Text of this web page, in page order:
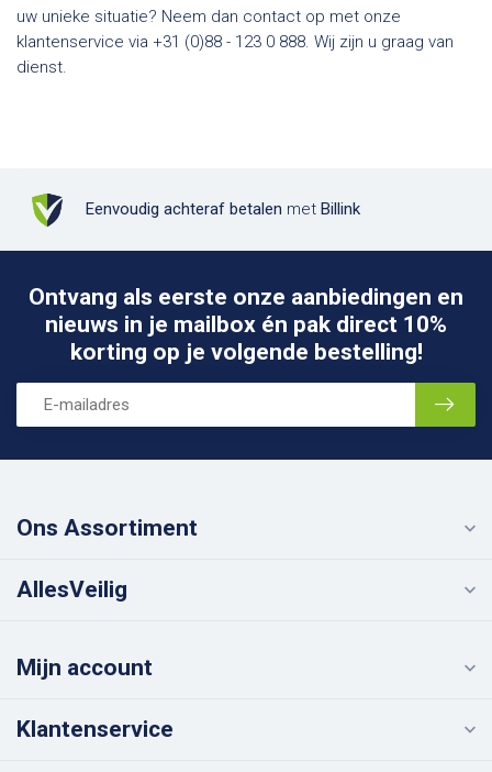
uw unieke situatie? Neem dan contact op met onze
klantenservice via +31 (0)88 - 123 0 888. Wij zijn u graag van
dienst.
Eenvoudig achteraf betalen met Billink
Ontvang als eerste onze aanbiedingen en
nieuws in je mailbox én pak direct 10%
korting op je volgende bestelling!
Ons Assortiment
AllesVeilig
Mijn account
Klantenservice